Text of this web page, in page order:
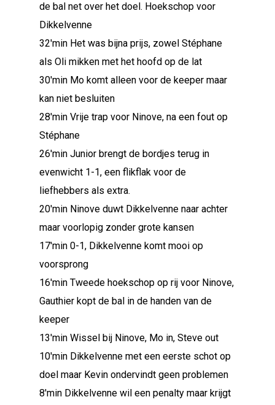
de bal net over het doel. Hoekschop voor
Dikkelvenne
32'min Het was bijna prijs, zowel Stéphane
als Oli mikken met het hoofd op de lat
30'min Mo komt alleen voor de keeper maar
kan niet besluiten
28'min Vrije trap voor Ninove, na een fout op
Stéphane
26'min Junior brengt de bordjes terug in
evenwicht 1-1, een flikflak voor de
liefhebbers als extra.
20'min Ninove duwt Dikkelvenne naar achter
maar voorlopig zonder grote kansen
17'min 0-1, Dikkelvenne komt mooi op
voorsprong
16'min Tweede hoekschop op rij voor Ninove,
Gauthier kopt de bal in de handen van de
keeper
13'min Wissel bij Ninove, Mo in, Steve out
10'min Dikkelvenne met een eerste schot op
doel maar Kevin ondervindt geen problemen
8'min Dikkelvenne wil een penalty maar krijgt